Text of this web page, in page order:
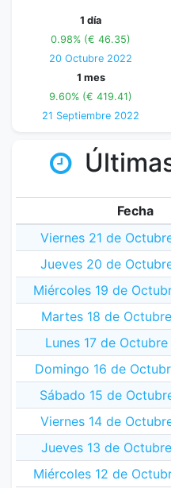
1 día
0.98% (€ 46.35)
20 Octubre 2022
1 mes
9.60% (€ 419.41)
21 Septiembre 2022
Fecha
Viernes 21 de
Jueves 20 de
Miércoles 19 de
Martes 18 de
Lunes 17 de
Domingo 16 de
Sábado 15 de
Viernes 14 de
Jueves 13 de
Miércoles 12 de